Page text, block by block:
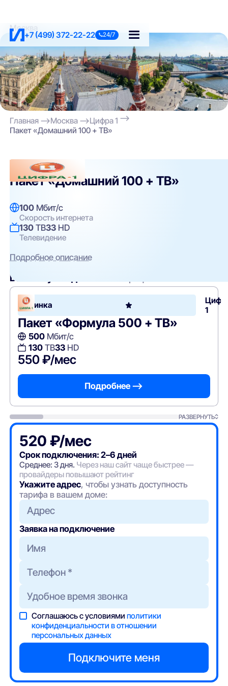
+7 (499) 372-22-22 24/7
Москва
Главная Москва
Цифра 1
Пакет «Домашний 100 + ТВ»
Цифра 1
Пакет «Домашний 100 + ТВ»
100 Мбит/с
Скорость интернета
130 ТВ33 HD
Телевидение
Подробное описание
Вам могут подойти
Новинка
1
Пакет «Формула 500 + ТВ»
500Мбит/с
130ТВ33HD
550 ₽/мес
Подробнее —>
РАЗВЕРНУТЬ
520 ₽/мес
Срок подключения: 2–6 дней
Среднее: 3 дня. Через наш сайт чаще быстрее —
провайдеры повышают рейтинг
Укажите адрес, чтобы узнать доступность
тарифа в вашем доме:
Адрес
Заявка на подключение
Соглашаюсь с условиямиполитики
конфиденциальности в отношении
персональных данных